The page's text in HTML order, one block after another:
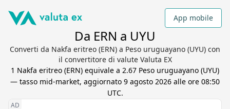
App mobile
Da ERN a UYU
Converti da Nakfa eritreo (ERN) a Peso uruguayano (UYU) con
il convertitore di valute Valuta EX
1 Nakfa eritreo (ERN) equivale a 2.67 Peso uruguayano (UYU)
— tasso mid-market, aggiornato 9 agosto 2026 alle ore 08:50
UTC.